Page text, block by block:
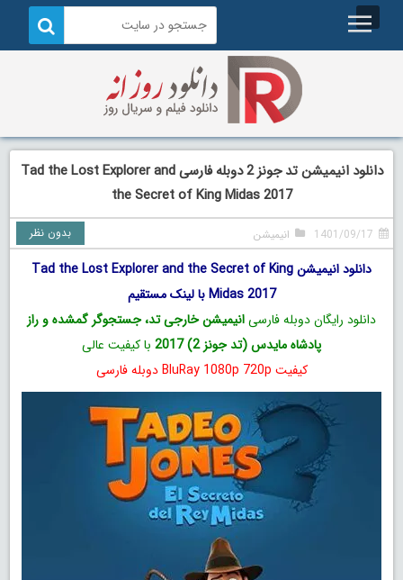
دانلود انیمیشن تد جونز 2 دوبله فارسی Tad the Lost Explorer and
the Secret of King Midas 2017
1401/09/17 انیمیشن بدون نظر
دانلود انیمیشن Tad the Lost Explorer and the Secret of King
Midas 2017 با لینک مستقیم
دانلود رایگان دوبله فارسیانیمیشن خارجی تد، جستجوگر گمشده و راز
پادشاه مایدس (تد جونز 2) 2017
با کیفیت عالی
کیفیت BluRay 1080p 720p دوبله فارسی